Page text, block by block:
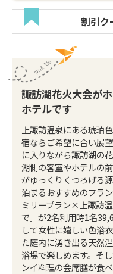
割引ク
諏訪湖花火大会が
ホテルです
上諏訪温泉にある琥珀
宿ならご希望に合い展
に入りながら諏訪湖の
湖側の客室やホテルの
がゆっくりくつろげる
泊まるおすすめのプラ
ミリープラン×上諏訪
で］が2名利用時1名
して女性に嬉しい色浴
た庭内に湧き出る天然
浴場で楽しめます。そ
ンイ料理の会席膳が食